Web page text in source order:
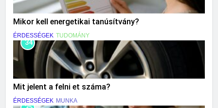
Mikor kell energetikai tanúsítvány?
ÉRDESSÉGEK TUDOMÁNY
34
Mit jelent a felni et száma?
ÉRDESSÉGEK MUNKA